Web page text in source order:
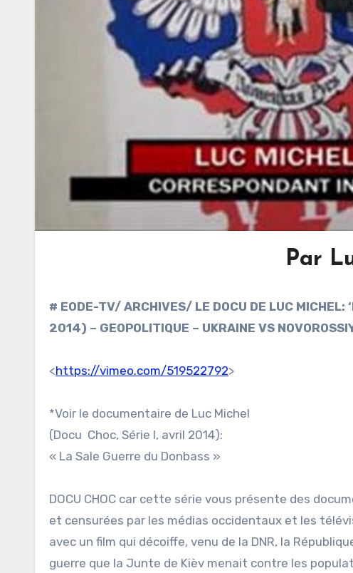
Par
# EODE-TV/ ARCHIVES/ LE DOCU DE LUC MICHEL:
2014) – GEOPOLITIQUE – UKRAINE VS
<https://vimeo.com/519522792>
*Voir le documentaire de Luc Michel
(Docu Choc, Série I, avril 2014):
« La Sale Guerre du Donbass »
DOCU CHOC car cette série vous présente des
et censurées par les médias occidentaux et les
avec un film qui décoiffe, venu de la DNR, la
guerre que la Junte de Kièv menait contre les